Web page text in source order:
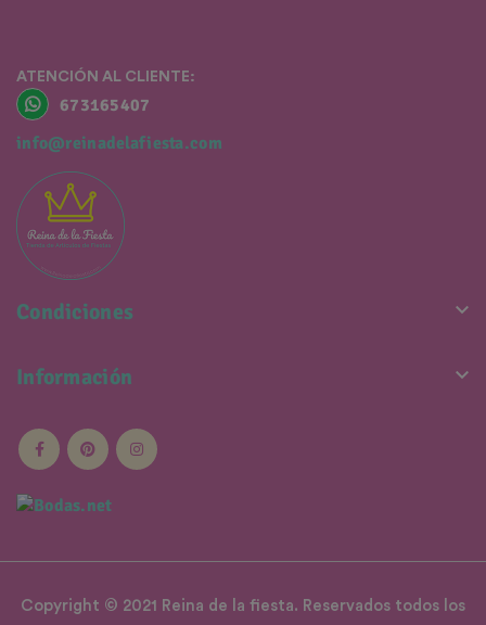
ATENCIÓN AL CLIENTE:
673165407
info@reinadelafiesta.com
Condiciones 
Información 
Copyright © 2021 Reina de la fiesta. Reservados todos los